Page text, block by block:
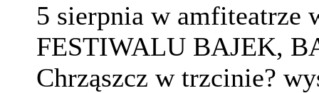
5 sierpnia w amfiteatrze
FESTIWALU BAJEK,
Chrząszcz w trzcinie?